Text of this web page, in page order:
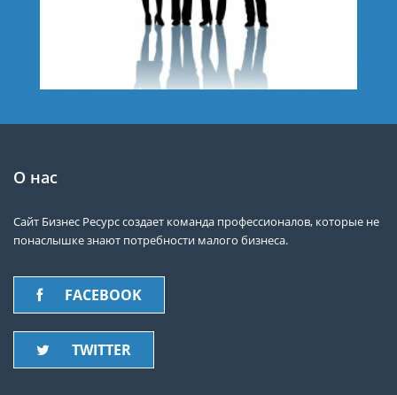
О нас
Сайт Бизнес Ресурс создает команда профессионалов, которые не
понаслышке знают потребности малого бизнеса.
FACEBOOK
TWITTER